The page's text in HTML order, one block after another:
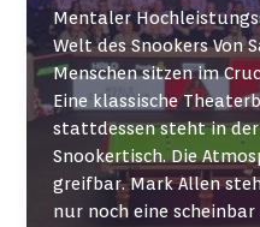
Mentaler
Welt des Snookers Von
Menschen sitzen im
Eine klassische
stattdessen steht in
Snookertisch. Die
greifbar. Mark Allen
nur noch eine